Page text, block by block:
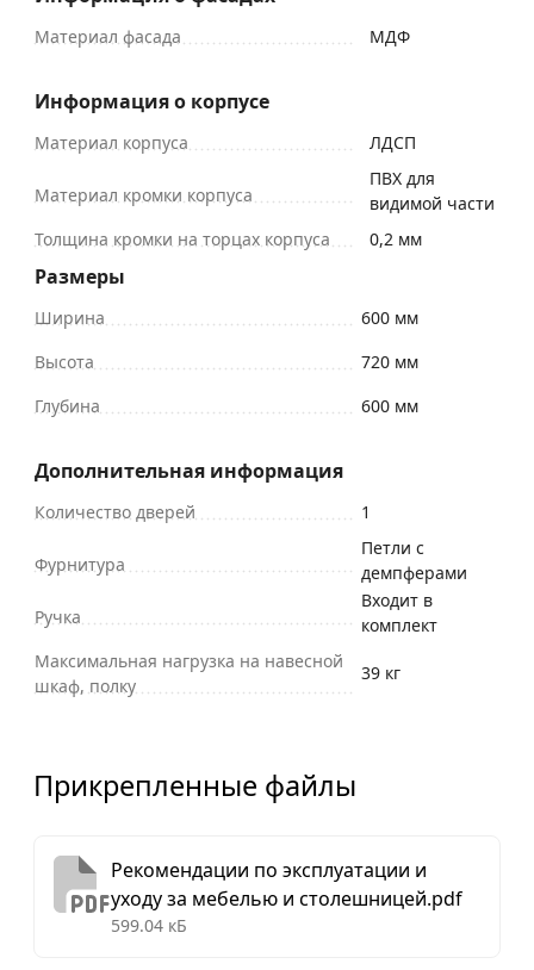
Материал фасада МДФ
Информация о корпусе
Материал корпуса ЛДСП
Материал кромки корпуса
ПВХ для
видимой части
Толщина кромки на торцах корпуса
0,2 мм
Размеры
Ширина
600 мм
Высота
720 мм
Глубина
600 мм
Дополнительная информация
Количество дверей 1
Фурнитура
Петли с
демпферами
Ручка
Входит в
комплект
Максимальная нагрузка на навесной
шкаф, полку
39 кг
Прикрепленные файлы
Рекомендации по эксплуатации и
уходу за мебелью и столешницей.pdf
599.04 кБ